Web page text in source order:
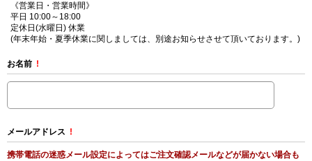
《営業日・営業時間》
平日 10:00～18:00
定休日(水曜日) 休業
(年末年始・夏季休業に関しましては、別途お知らせさせて頂いております。)
お名前 !
メールアドレス !
携帯電話の迷惑メール設定によってはご注文確認メールなどが届かない場合も